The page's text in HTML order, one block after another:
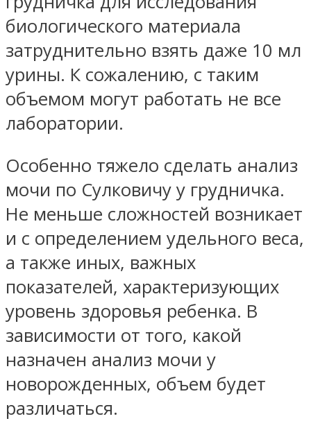
биологического материала
затруднительно взять даже 10 мл
урины. К сожалению, с таким
объемом могут работать не все
лаборатории.
Особенно тяжело сделать анализ
мочи по Сулковичу у грудничка.
Не меньше сложностей возникает
и с определением удельного веса,
а также иных, важных
показателей, характеризующих
уровень здоровья ребенка. В
зависимости от того, какой
назначен анализ мочи у
новорожденных, объем будет
различаться.